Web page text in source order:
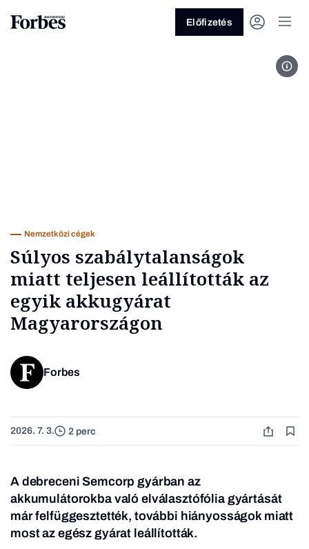
Üzlet
Előfizetés
Nemzetközi cégek
Súlyos szabálytalanságok
miatt teljesen leállították az
egyik akkugyárat
Magyarországon
Forbes
2026. 7. 3. 2 perc
A debreceni Semcorp gyárban az
akkumulátorokba való elválasztófólia gyártását
már felfüggesztették, további hiányosságok miatt
most az egész gyárat leállították.